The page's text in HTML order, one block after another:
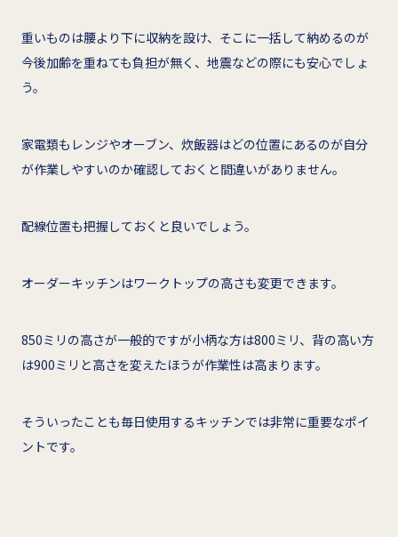
重いものは腰より下に収納を設け、そこに一括して納めるのが
今後加齢を重ねても負担が無く、地震などの際にも安心でしょ
う。
家電類もレンジやオーブン、炊飯器はどの位置にあるのが自分
が作業しやすいのか確認しておくと間違いがありません。
配線位置も把握しておくと良いでしょう。
オーダーキッチンはワークトップの高さも変更できます。
850ミリの高さが一般的ですが小柄な方は800ミリ、背の高い方
は900ミリと高さを変えたほうが作業性は高まります。
そういったことも毎日使用するキッチンでは非常に重要なポイ
ントです。